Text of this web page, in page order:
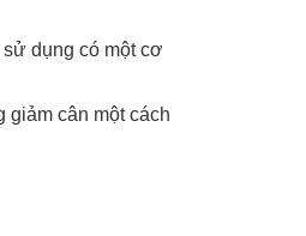
dụng có một cơ
cân một cách